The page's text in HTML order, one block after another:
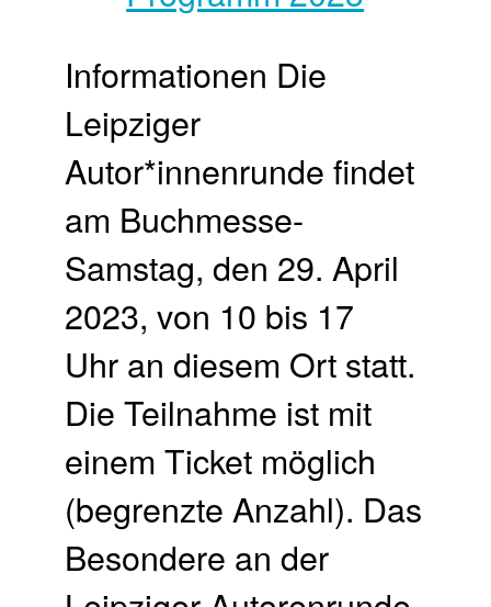
Informationen Die
Leipziger
Autor*innenrunde findet
am Buchmesse-
Samstag, den 29. April
2023, von 10 bis 17
Uhr an diesem Ort statt.
Die Teilnahme ist mit
einem Ticket möglich
(begrenzte Anzahl). Das
Besondere an der